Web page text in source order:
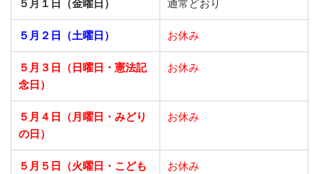
５月１日（金曜日） 通常どおり
５月２日（土曜日） お休み
５月３日（日曜日・憲法記
念日）
お休み
５月４日（月曜日・みどり
の日）
お休み
５月５日（火曜日・こども
お休み